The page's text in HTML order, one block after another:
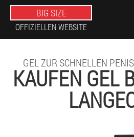
BIG SIZE
OFFIZIELLEN WEBSITE
GEL ZUR SCHNELLEN
KAUFEN GEL